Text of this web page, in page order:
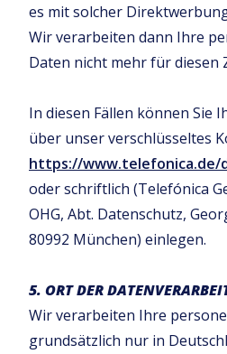
es mit solcher
Wir verarbeiten dann Ihre
Daten nicht mehr für diesen
In diesen Fällen können Sie
über unser verschlüsseltes
https://
oder schriftlich (Telefónica
OHG, Abt. Datenschutz,
80992 München) einlegen.
5. ORT DER
Wir verarbeiten Ihre
grundsätzlich nur in